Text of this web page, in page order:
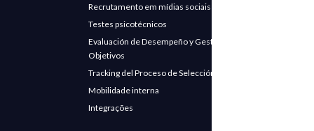
Recrutamento em mídias sociais
Testes psicotécnicos
Evaluación de Desempeño y Gestión de
Objetivos
Tracking del Proceso de Selección
Mobilidade interna
Integrações